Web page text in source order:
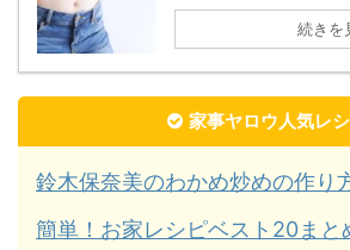
続きを
家事ヤロウ人気レ
鈴木保奈美のわかめ炒めの作り
簡単！お家レシピベスト20まと